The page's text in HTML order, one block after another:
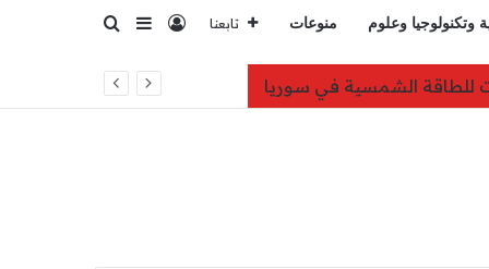
وتكنولوجيا وعلوم منوعات تابعنا تسجيل الدخول
إضافة عمود
بحث عن
للطاقة الشمسية في سوريا